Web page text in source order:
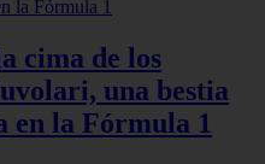
cima de los
una bestia
en la Fórmula 1